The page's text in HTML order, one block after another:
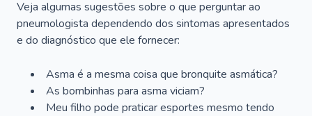
Veja algumas sugestões sobre o que perguntar ao
pneumologista dependendo dos sintomas apresentados
e do diagnóstico que ele fornecer:
Asma é a mesma coisa que bronquite asmática?
As bombinhas para asma viciam?
Meu filho pode praticar esportes mesmo tendo